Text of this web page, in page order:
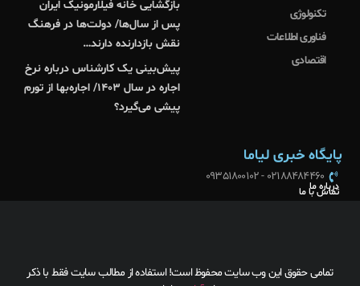
تکنولوژی
فناوری اطلاعات
اقتصادی
بازگشایی خانه فیلارمونیک ایران
پس از سال‌ها/ دولت‌ها در فرهنگ
نقش بازدارنده دارند…
پیش‌بینی یک کارشناس درباره نرخ
اجاره در سال ۱۴۰۳/ اجاره‌بها از تورم
پیشی می‌گیرد؟
پایگاه خبری لیاما
02188484460 - 09351800102
درباره ما
تماس با ما
تمامی حقوق این وب سایت محفوظ است! استفاده از مطالب سایت فقط با ذکر